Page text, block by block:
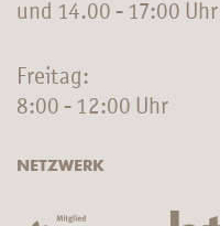
und 14.00 - 17:00 Uhr
Freitag:
8:00 - 12:00 Uhr
NETZWERK